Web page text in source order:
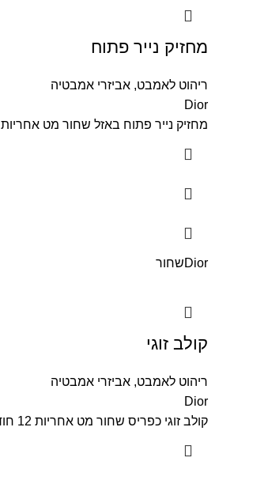
מחזיק נייר פתוח
ריהוט לאמבט, אביזרי אמבטיה
Dior
מחזיק נייר פתוח באזל שחור מט אחריות 12 חודשים
Diorשחור
קולב זוגי
ריהוט לאמבט, אביזרי אמבטיה
Dior
קולב זוגי כפריס שחור מט אחריות 12 חודשים